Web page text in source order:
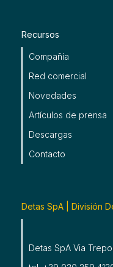
Recursos
Compañía
Red comercial
Novedades
Artículos de prensa
Descargas
Contacto
Detas SpA | División
Detas SpA Via